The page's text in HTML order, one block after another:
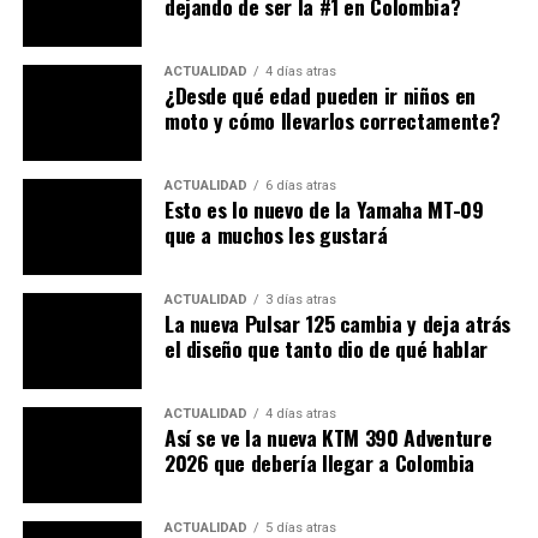
El comportamiento
Al montarnos en la Hayate lo primero que se percibe es
que es una moto liviana. El encendido en frío es muy
bueno y las marchas engranan de manera suave, la caja
de 4 cambios es invertida con el neutro arriba -podría
tener una quinta marcha para mejor la distribución de la
potencia en carretera-; arrancamos y la moto se desliza
entre el tráfico con agilidad, es muy cómoda para
movernos cotidianamente.
La parte ciclo es una evolución de la AX4 con un motor
de 4T como ya lo habíamos analizado en agosto de 2011
en Publimotos. El motor produce un agradable sonido
sutil y en ralentí casi ni se siente
Para la prueba de ruta salimos de Bogotá y recorrimos la
dejando de ser la #1 en Colombia?
ACTUALIDAD 4 días atras
¿Desde qué edad pueden ir niños en
moto y cómo llevarlos correctamente?
ACTUALIDAD 6 días atras
Esto es lo nuevo de la Yamaha MT-09
que a muchos les gustará
ACTUALIDAD 3 días atras
La nueva Pulsar 125 cambia y deja atrás
el diseño que tanto dio de qué hablar
ACTUALIDAD 4 días atras
Así se ve la nueva KTM 390 Adventure
2026 que debería llegar a Colombia
ACTUALIDAD 5 días atras